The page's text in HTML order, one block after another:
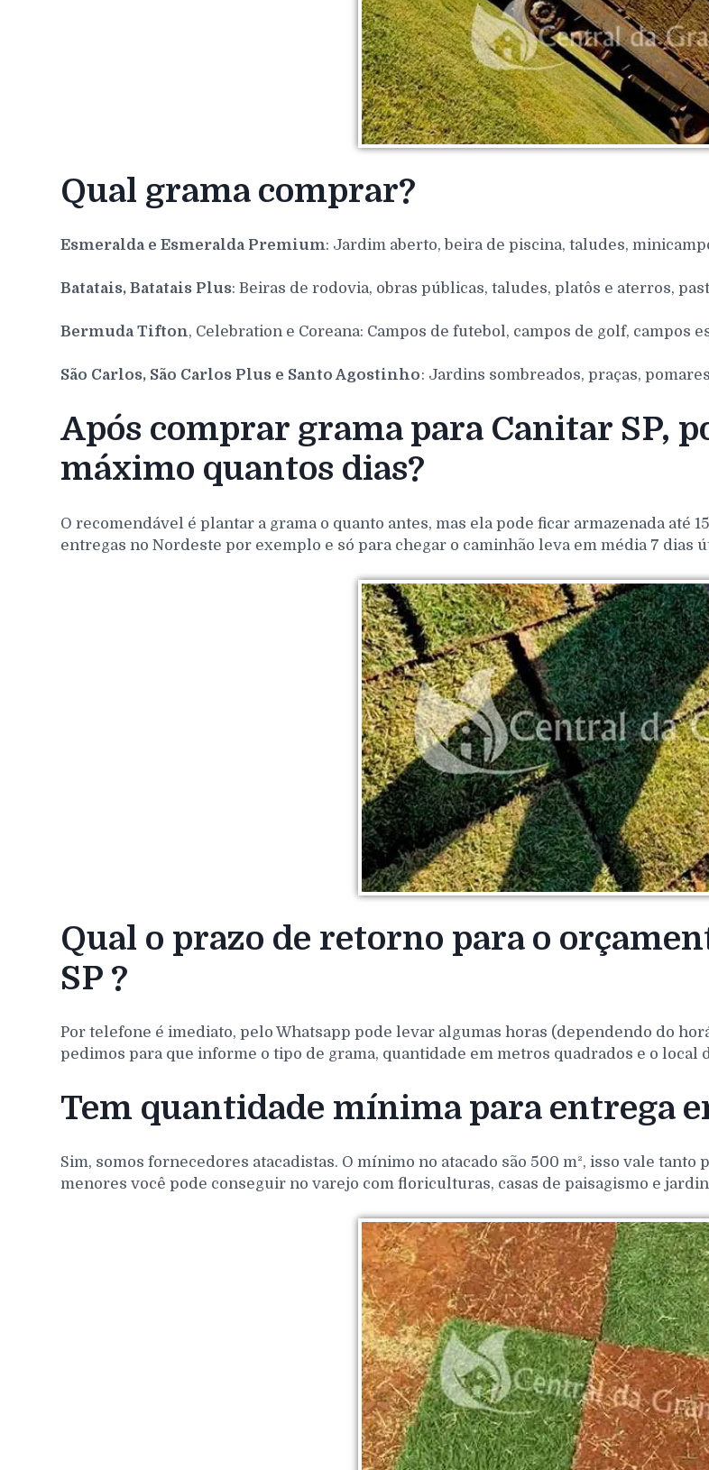
Qual grama comprar?
Esmeralda e Esmeralda Premium: Jardim aberto, beira de piscina, taludes,
Batatais, Batatais Plus: Beiras de rodovia, obras públicas, taludes, platôs e aterros,
Bermuda Tifton, Celebration e Coreana: Campos de futebol, campos de golf, campos
São Carlos, São Carlos Plus e Santo Agostinho: Jardins sombreados, praças,
Após comprar grama para Canitar SP,
máximo quantos dias?
O recomendável é plantar a grama o quanto antes, mas ela pode ficar armazenada até
entregas no Nordeste por exemplo e só para chegar o caminhão leva em média 7 dias
Qual o prazo de retorno para o
SP ?
Por telefone é imediato, pelo Whatsapp pode levar algumas horas (dependendo do
pedimos para que informe o tipo de grama, quantidade em metros quadrados e o local
Tem quantidade mínima para entrega
Sim, somos fornecedores atacadistas. O mínimo no atacado são 500 m², isso vale
menores você pode conseguir no varejo com floriculturas, casas de paisagismo e